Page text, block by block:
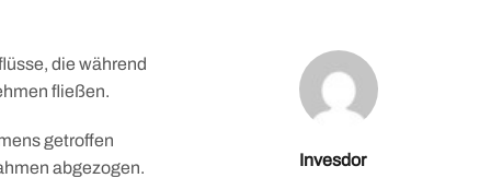
die während
fließen.
getroffen
abgezogen.
Invesdor